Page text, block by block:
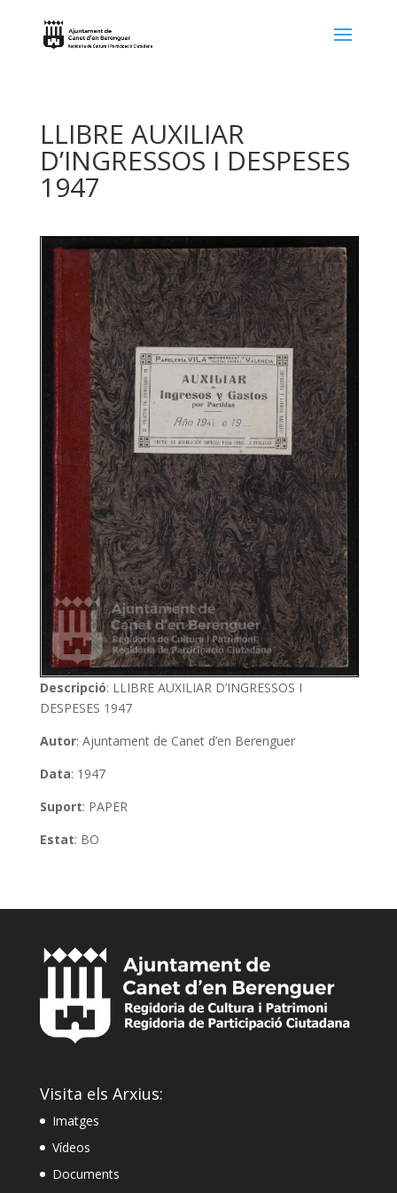
LLIBRE AUXILIAR
D’INGRESSOS I DESPESES
1947
Descripció: LLIBRE AUXILIAR D’INGRESSOS I
DESPESES 1947
Autor: Ajuntament de Canet d’en Berenguer
Data: 1947
Suport: PAPER
Estat: BO
Visita els Arxius:
Imatges
Vídeos
Documents